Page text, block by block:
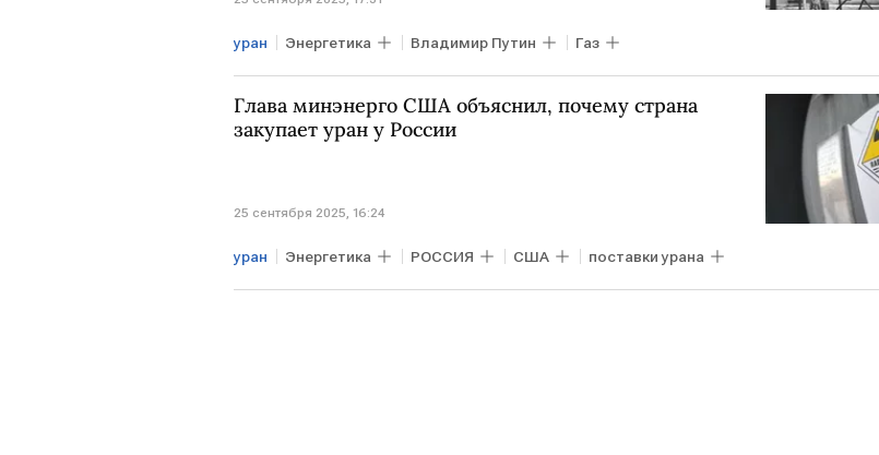
уран Энергетика Владимир Путин Газ
Глава минэнерго США объяснил, почему страна
закупает уран у России
25 сентября 2025, 16:24
уран Энергетика РОССИЯ США поставки урана